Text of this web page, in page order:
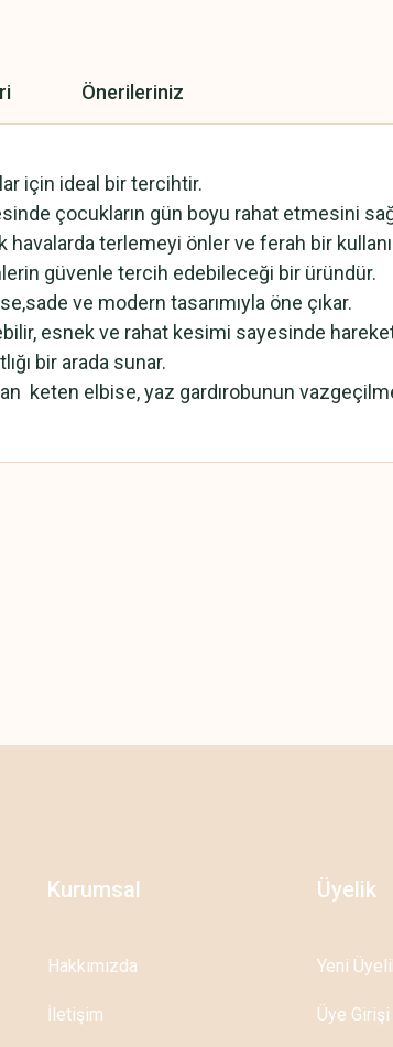
Önerileriniz
için ideal bir tercihtir.
çocukların gün boyu rahat etmesini
terlemeyi önler ve ferah bir
güvenle tercih edebileceği bir üründür.
ve modern tasarımıyla öne çıkar.
esnek ve rahat kesimi sayesinde
bir arada sunar.
keten elbise, yaz gardırobunun
Yeni
Kurumsal
Hakkımızda
İletişim
Üyelik
Yeni
Üye Girişi